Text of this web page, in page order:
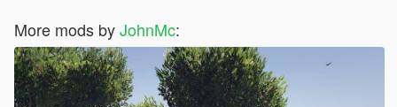
More mods byJohnMc: